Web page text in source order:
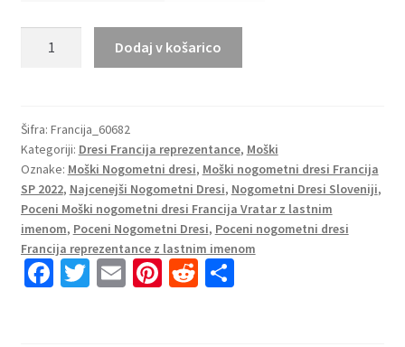
Francija
Domači
SP
2022
Kratek
Rokav
+
Kratke
Dodaj v košarico
Šifra: Francija_60682
Kategoriji: Dresi Francija reprezentance, Moški
Oznake: Moški Nogometni dresi, Moški nogometni dresi Francija
SP 2022, Najcenejši Nogometni Dresi, Nogometni Dresi Sloveniji,
Poceni Moški nogometni dresi Francija Vratar z lastnim
imenom, Poceni Nogometni Dresi, Poceni nogometni dresi
Francija reprezentance z lastnim imenom
Fa T E Pi R S